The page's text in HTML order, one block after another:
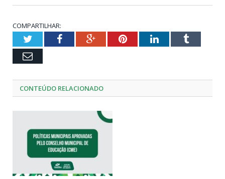
COMPARTILHAR:
TwitterFacebookGoogle+PinterestLinkedInTumblr
Email
CONTEÚDO RELACIONADO